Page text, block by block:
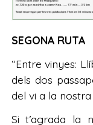
SEGONA RUTA
“Entre vinyes:
dels dos
del vi a la
Si t’agrada la